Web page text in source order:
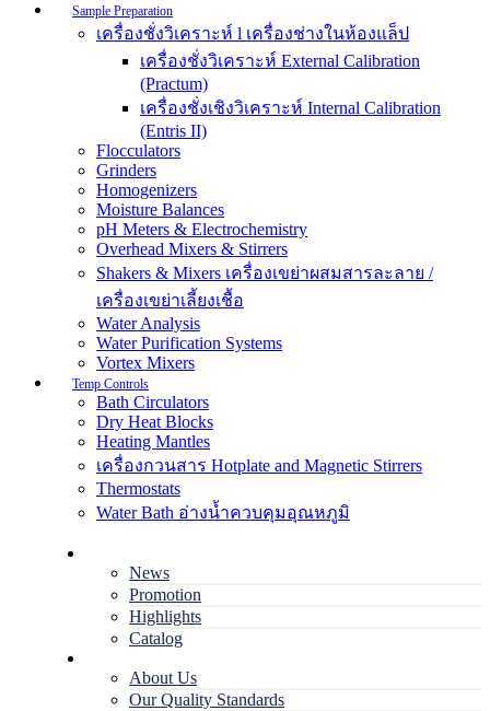
Sample Preparation
เครื่องชั่งวิเคราะห์ l เครื่องช่างในห้องแล็ป
เครื่องชั่งวิเคราะห์ External Calibration
(Practum)
เครื่องชั่งเชิงวิเคราะห์ Internal Calibration
(Entris II)
Flocculators
Grinders
Homogenizers
Moisture Balances
pH Meters & Electrochemistry
Overhead Mixers & Stirrers
Shakers & Mixers เครื่องเขย่าผสมสารละลาย /
เครื่องเขย่าเลี้ยงเชื้อ
Water Analysis
Water Purification Systems
Vortex Mixers
Temp Controls
Bath Circulators
Dry Heat Blocks
Heating Mantles
เครื่องกวนสาร Hotplate and Magnetic Stirrers
Thermostats
Water Bath อ่างน้ำควบคุมอุณหภูมิ
News
Promotion
Highlights
Catalog
About Us
Our Quality Standards